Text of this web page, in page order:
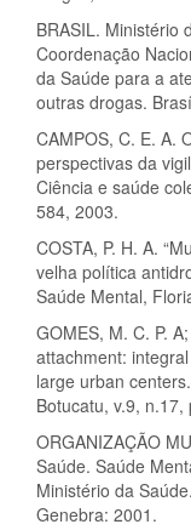
BRASIL. Ministério
Coordenação
da Saúde para a
outras drogas.
CAMPOS, C. E. A.
perspectivas da
Ciência e saúde
584, 2003.
COSTA, P. H. A.
velha política
Saúde Mental,
GOMES, M. C. P.
attachment:
large urban
Botucatu, v.9,
ORGANIZAÇÃO
Saúde. Saúde
Ministério da
Genebra: 2001.